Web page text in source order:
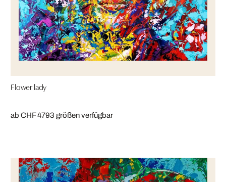
Flower lady
ab CHF 4793 größen verfügbar